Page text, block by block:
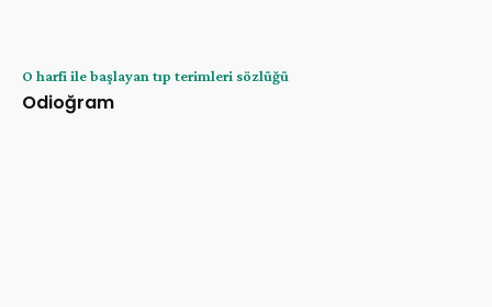
O harfi ile başlayan tıp terimleri sözlüğü
Odioğram